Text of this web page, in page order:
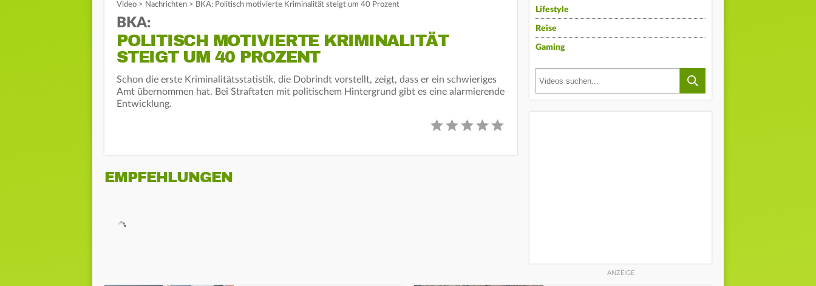
Video > Nachrichten > BKA: Politisch motivierte Kriminalität steigt um 40 Prozent
BKA:
POLITISCH MOTIVIERTE KRIMINALITÄT
STEIGT UM 40 PROZENT
Schon die erste Kriminalitätsstatistik, die Dobrindt vorstellt, zeigt, dass er ein schwieriges
Amt übernommen hat. Bei Straftaten mit politischem Hintergrund gibt es eine alarmierende
Entwicklung.
EMPFEHLUNGEN
Lifestyle
Reise
Gaming